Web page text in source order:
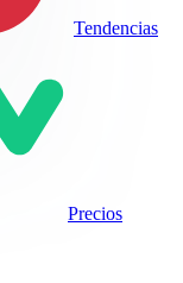
Tendencias
Precios